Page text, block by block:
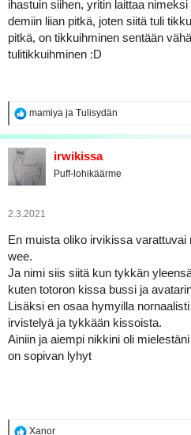
ihastuin siihen, yritin laittaa
demiin liian pitkä, joten siitä tuli
pitkä, on tikkuihminen sentään
tulitikkuihminen :D
R
a
k
t
i
o
:
mamiya ja Tulisydän
irwikissa
Puff-lohikäärme
2.3.2021
En muista oliko irvikissa varattuvai
wee.
Ja nimi siis siitä kun tykkän
kuten totoron kissa bussi ja
Lisäksi en osaa hymyilla
irvistelyä ja tykkään kissoista.
Ainiin ja aiempi nikkini oli
on sopivan lyhyt
R
Xanor